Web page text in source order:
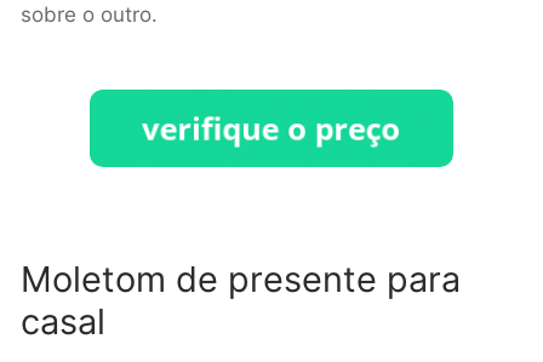
sobre o outro.
Moletom de presente para
casal